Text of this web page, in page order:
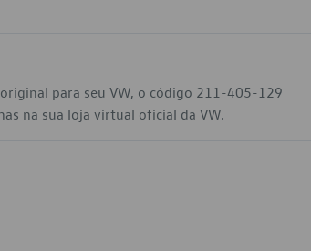
para seu VW, o código 211-405-129
na sua loja virtual oficial da VW.